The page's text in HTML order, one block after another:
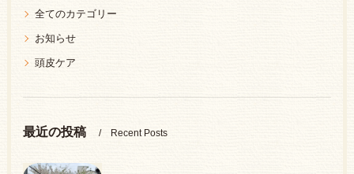
全てのカテゴリー
お知らせ
頭皮ケア
最近の投稿 Recent Posts